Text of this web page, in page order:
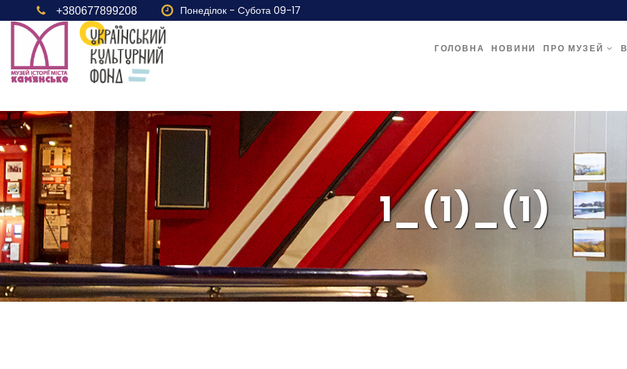
+380677899208 Понеділок - Cубота 09-17
ГОЛОВНА НОВИНИ ПРО МУЗЕЙ
1_(1)_(1)